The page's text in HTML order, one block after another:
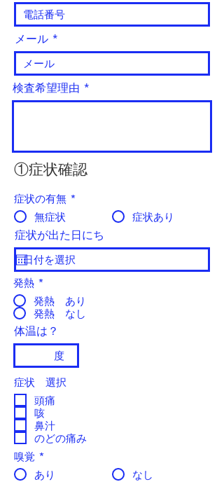
メール
検査希望理由
​①症状確認
症状の有無 *
無症状
症状あり
症状が出た日にち
発熱 *
発熱 あり
発熱 なし
体温は？
症状 選択
頭痛
咳
鼻汁
のどの痛み
嗅覚 *
あり
なし